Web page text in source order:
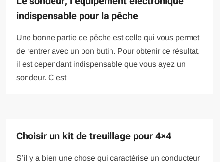
indispensable pour la pêche
Une bonne partie de pêche est celle qui vous permet
de rentrer avec un bon butin. Pour obtenir ce résultat,
il est cependant indispensable que vous ayez un
sondeur. C’est
Choisir un kit de treuillage pour 4×4
S’il y a bien une chose qui caractérise un conducteur